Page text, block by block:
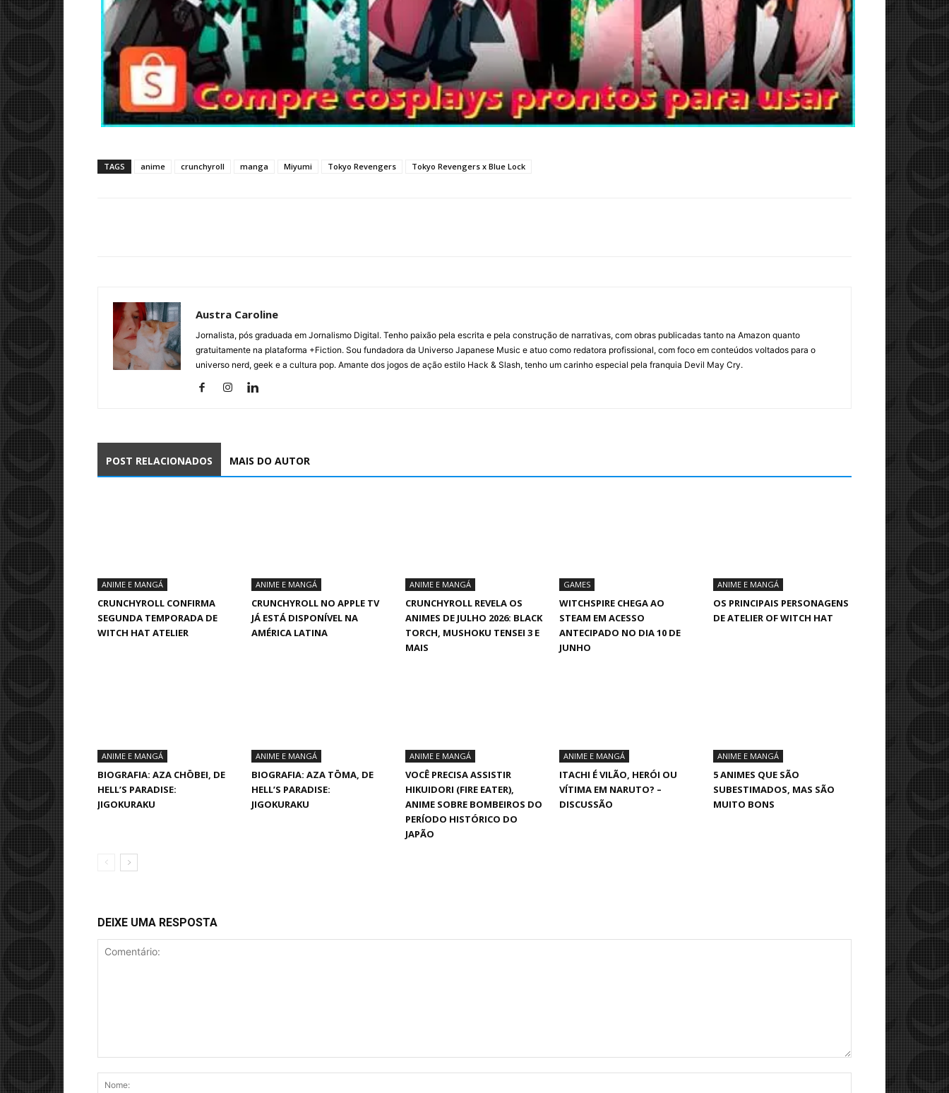
TAGS anime crunchyroll manga Miyumi Tokyo Revengers Tokyo Revengers x Blue Lock
Austra Caroline
Jornalista, pós graduada em Jornalismo Digital. Tenho paixão pela escrita e pela construção de narrativas, com obras publicadas tanto na Amazon quanto
gratuitamente na plataforma +Fiction. Sou fundadora da Universo Japanese Music e atuo como redatora profissional, com foco em conteúdos voltados para o
universo nerd, geek e a cultura pop. Amante dos jogos de ação estilo Hack & Slash, tenho um carinho especial pela franquia Devil May Cry.
POST RELACIONADOS MAIS DO AUTOR
ANIME E MANGÁ
CRUNCHYROLL CONFIRMA
SEGUNDA TEMPORADA DE
WITCH HAT ATELIER
ANIME E MANGÁ
CRUNCHYROLL NO APPLE TV
JÁ ESTÁ DISPONÍVEL NA
AMÉRICA LATINA
ANIME E MANGÁ
CRUNCHYROLL REVELA OS
ANIMES DE JULHO 2026: BLACK
TORCH, MUSHOKU TENSEI 3 E
MAIS
GAMES
WITCHSPIRE CHEGA AO
STEAM EM ACESSO
ANTECIPADO NO DIA 10 DE
JUNHO
ANIME E MANGÁ
OS PRINCIPAIS PERSONAGENS
DE ATELIER OF WITCH HAT
ANIME E MANGÁ
BIOGRAFIA: AZA CHŌBEI, DE
HELL’S PARADISE:
JIGOKURAKU
ANIME E MANGÁ
BIOGRAFIA: AZA TŌMA, DE
HELL’S PARADISE:
JIGOKURAKU
ANIME E MANGÁ
VOCÊ PRECISA ASSISTIR
HIKUIDORI (FIRE EATER),
ANIME SOBRE BOMBEIROS DO
PERÍODO HISTÓRICO DO
JAPÃO
ANIME E MANGÁ
ITACHI É VILÃO, HERÓI OU
VÍTIMA EM NARUTO? –
DISCUSSÃO
ANIME E MANGÁ
5 ANIMES QUE SÃO
SUBESTIMADOS, MAS SÃO
MUITO BONS
DEIXE UMA RESPOSTA